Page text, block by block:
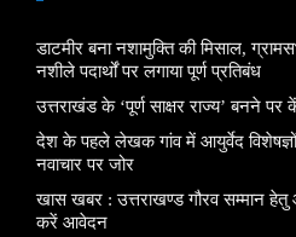
डाटमीर बना नशामुक्ति की मिसाल,
नशीले पदार्थों पर लगाया पूर्ण प्रतिबंध
उत्तराखंड के ‘पूर्ण साक्षर राज्य’ बनने पर
देश के पहले लेखक गांव में आयुर्वेद
नवाचार पर जोर
खास खबर : उत्तराखण्ड गौरव सम्मान
करें आवेदन